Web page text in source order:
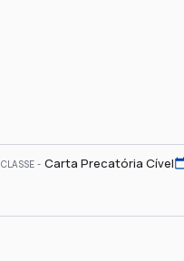
CLASSE Carta Precatória Cível